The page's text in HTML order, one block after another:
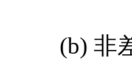
(b) 非